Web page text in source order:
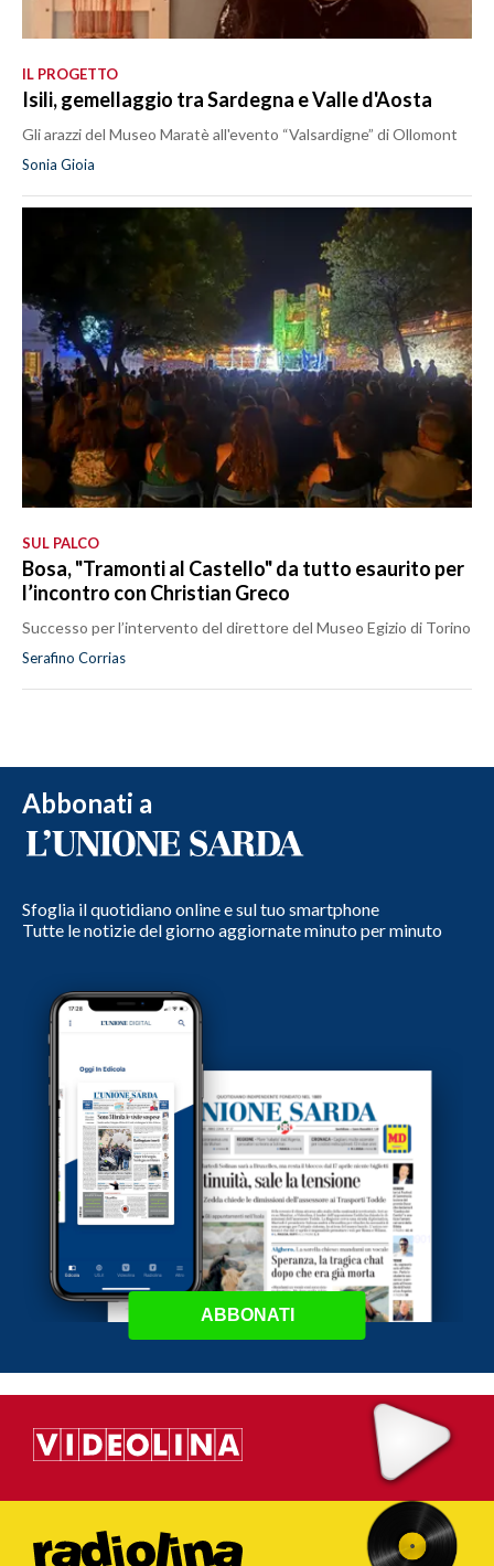
IL PROGETTO
Isili, gemellaggio tra Sardegna e Valle d'Aosta
Gli arazzi del Museo Maratè all'evento “Valsardigne” di Ollomont
Sonia Gioia
SUL PALCO
Bosa, "Tramonti al Castello" da tutto esaurito per
l’incontro con Christian Greco
Successo per l’intervento del direttore del Museo Egizio di Torino
Serafino Corrias
Abbonati a
Sfoglia il quotidiano online e sul tuo smartphone
Tutte le notizie del giorno aggiornate minuto per minuto
ABBONATI